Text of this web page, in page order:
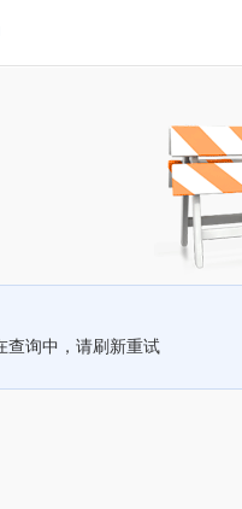
查询中，请刷新重试